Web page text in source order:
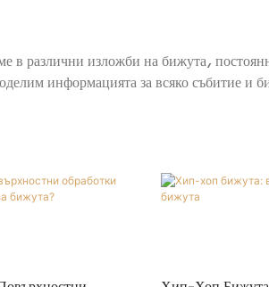
в различни изложби на бижута,
информацията за всяко събитие и